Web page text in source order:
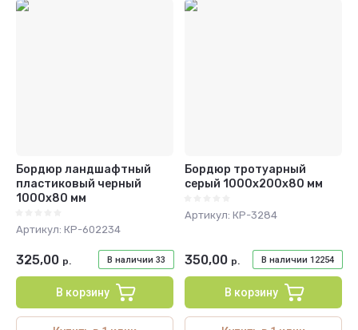
Бордюр ландшафтный
пластиковый черный
1000х80 мм
Артикул: КР-602234
В наличии 33
325,00 р.
В корзину
Бордюр тротуарный
серый 1000х200х80 мм
Артикул: КР-3284
В наличии 12254
350,00 р.
В корзину